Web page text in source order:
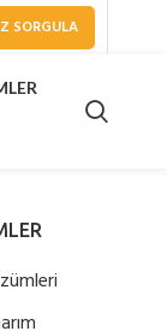
SORGULA